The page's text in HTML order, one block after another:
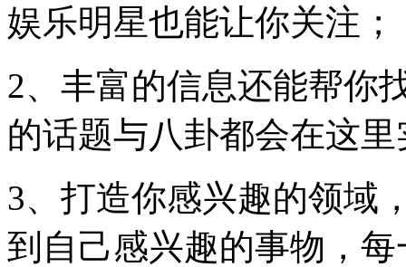
娱乐明星也能让你关注；
2、丰富的信息还能帮你
的话题与八卦都会在这
3、打造你感兴趣的领域
到自己感兴趣的事物，